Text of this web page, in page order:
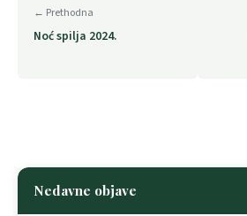
← Prethodna
Noć spilja 2024.
Nedavne objave